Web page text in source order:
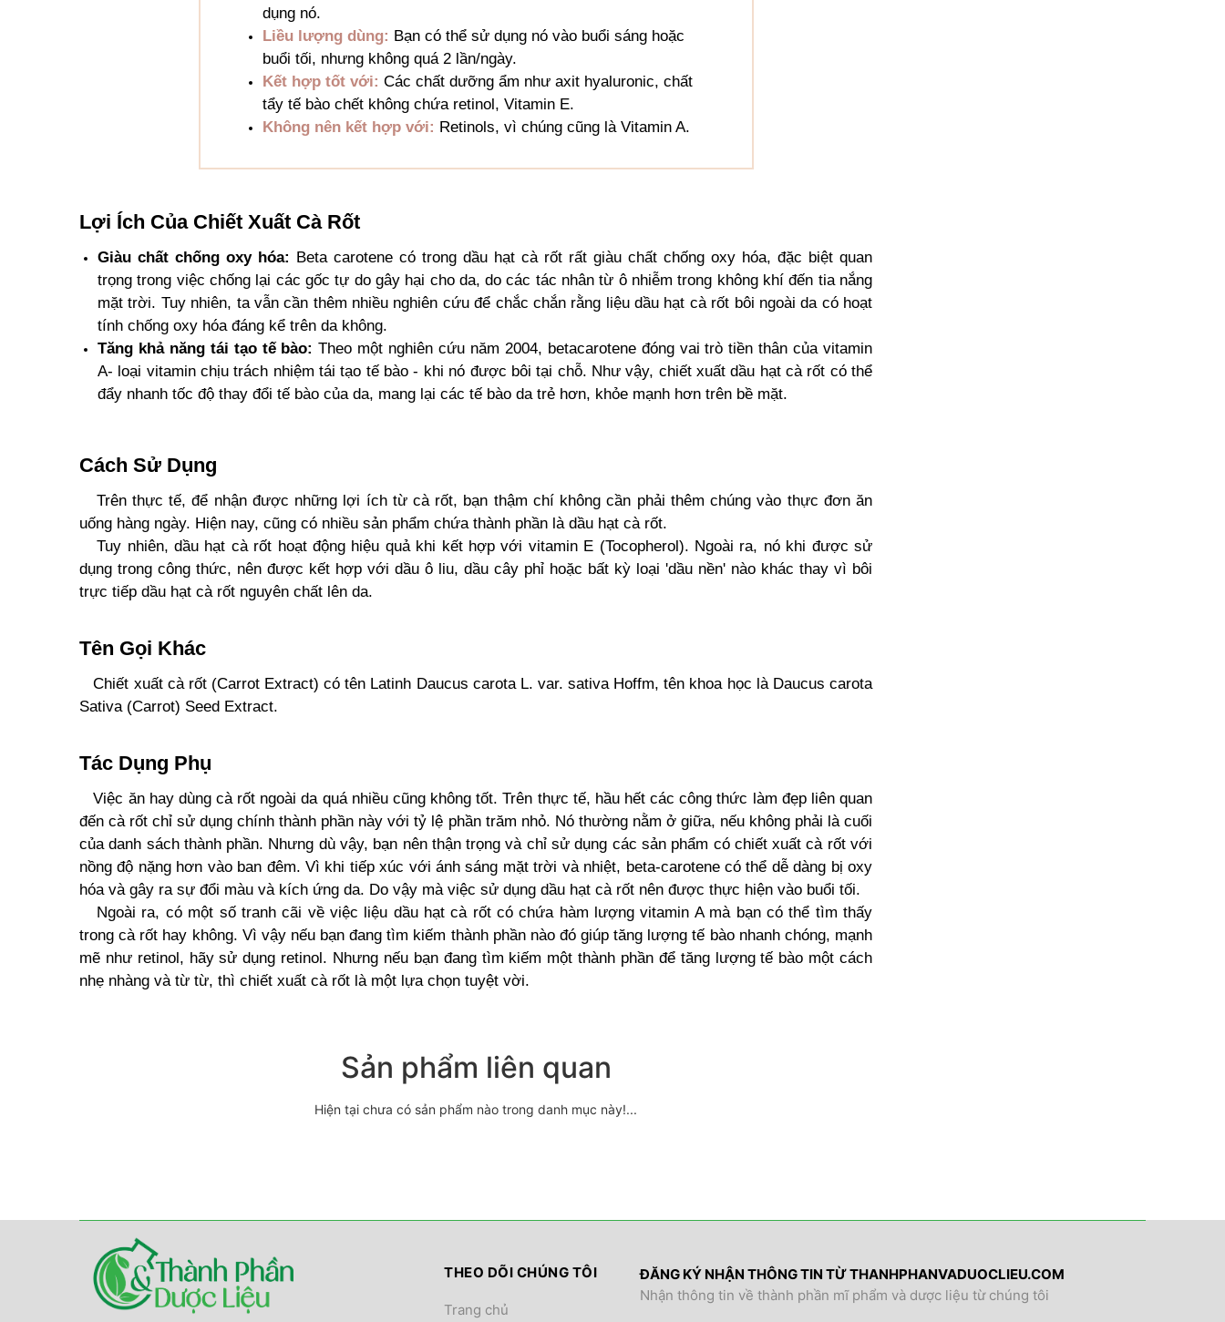
dụng nó.
Liều lượng dùng: Bạn có thể sử dụng nó vào buổi sáng hoặc
buổi tối, nhưng không quá 2 lần/ngày.
Kết hợp tốt với: Các chất dưỡng ẩm như axit hyaluronic, chất
tẩy tế bào chết không chứa retinol, Vitamin E.
Không nên kết hợp với: Retinols, vì chúng cũng là Vitamin A.
Lợi Ích Của Chiết Xuất Cà Rốt
Giàu chất chống oxy hóa: Beta carotene có trong dầu hạt cà rốt rất giàu chất chống oxy hóa, đặc biệt quan
trọng trong việc chống lại các gốc tự do gây hại cho da, do các tác nhân từ ô nhiễm trong không khí đến tia nắng
mặt trời. Tuy nhiên, ta vẫn cần thêm nhiều nghiên cứu để chắc chắn rằng liệu dầu hạt cà rốt bôi ngoài da có hoạt
tính chống oxy hóa đáng kể trên da không.
Tăng khả năng tái tạo tế bào: Theo một nghiên cứu năm 2004, betacarotene đóng vai trò tiền thân của vitamin
A- loại vitamin chịu trách nhiệm tái tạo tế bào - khi nó được bôi tại chỗ. Như vậy, chiết xuất dầu hạt cà rốt có thể
đẩy nhanh tốc độ thay đổi tế bào của da, mang lại các tế bào da trẻ hơn, khỏe mạnh hơn trên bề mặt.
Cách Sử Dụng
Trên thực tế, để nhận được những lợi ích từ cà rốt, bạn thậm chí không cần phải thêm chúng vào thực đơn ăn
uống hàng ngày. Hiện nay, cũng có nhiều sản phẩm chứa thành phần là dầu hạt cà rốt.
Tuy nhiên, dầu hạt cà rốt hoạt động hiệu quả khi kết hợp với vitamin E (Tocopherol). Ngoài ra, nó khi được sử
dụng trong công thức, nên được kết hợp với dầu ô liu, dầu cây phỉ hoặc bất kỳ loại 'dầu nền' nào khác thay vì bôi
trực tiếp dầu hạt cà rốt nguyên chất lên da.
Tên Gọi Khác
Chiết xuất cà rốt (Carrot Extract) có tên Latinh Daucus carota L. var. sativa Hoffm, tên khoa học là Daucus carota
Sativa (Carrot) Seed Extract.
Tác Dụng Phụ
Việc ăn hay dùng cà rốt ngoài da quá nhiều cũng không tốt. Trên thực tế, hầu hết các công thức làm đẹp liên quan
đến cà rốt chỉ sử dụng chính thành phần này với tỷ lệ phần trăm nhỏ. Nó thường nằm ở giữa, nếu không phải là cuối
của danh sách thành phần. Nhưng dù vậy, bạn nên thận trọng và chỉ sử dụng các sản phẩm có chiết xuất cà rốt với
nồng độ nặng hơn vào ban đêm. Vì khi tiếp xúc với ánh sáng mặt trời và nhiệt, beta-carotene có thể dễ dàng bị oxy
hóa và gây ra sự đổi màu và kích ứng da. Do vậy mà việc sử dụng dầu hạt cà rốt nên được thực hiện vào buổi tối.
Ngoài ra, có một số tranh cãi về việc liệu dầu hạt cà rốt có chứa hàm lượng vitamin A mà bạn có thể tìm thấy
trong cà rốt hay không. Vì vậy nếu bạn đang tìm kiếm thành phần nào đó giúp tăng lượng tế bào nhanh chóng, mạnh
mẽ như retinol, hãy sử dụng retinol. Nhưng nếu bạn đang tìm kiếm một thành phần để tăng lượng tế bào một cách
nhẹ nhàng và từ từ, thì chiết xuất cà rốt là một lựa chọn tuyệt vời.
Sản phẩm liên quan
Hiện tại chưa có sản phẩm nào trong danh mục này!...
THEO DÕI CHÚNG TÔI
Trang chủ
ĐĂNG KÝ NHẬN THÔNG TIN TỪ THANHPHANVADUOCLIEU.COM
Nhận thông tin về thành phần mĩ phẩm và dược liệu từ chúng tôi